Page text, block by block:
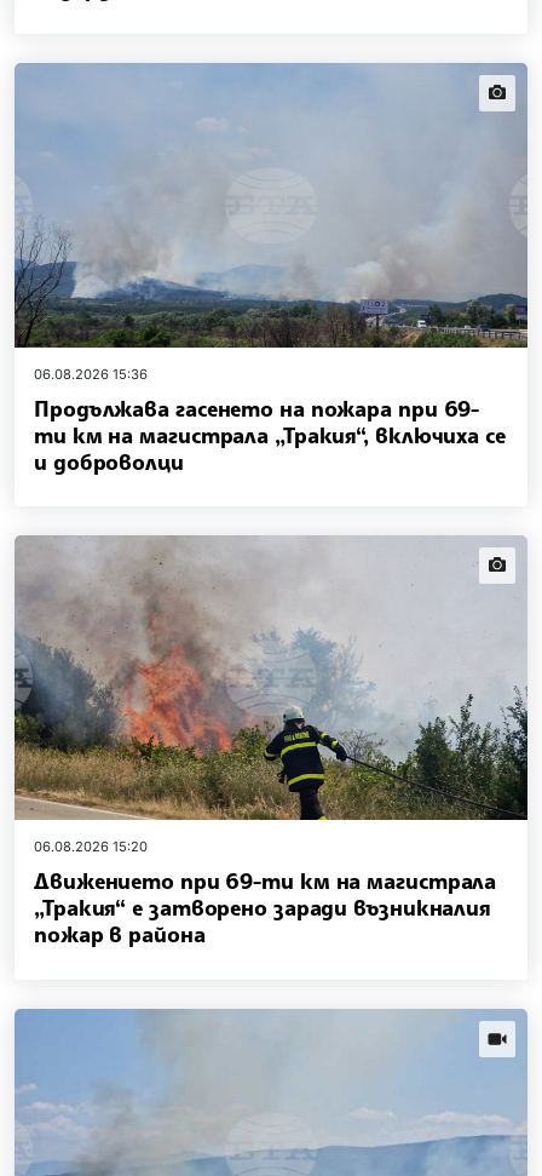
06.08.2026 15:36
Продължава гасенето на пожара при 69-
ти км на магистрала „Тракия“, включиха се
и доброволци
06.08.2026 15:20
Движението при 69-ти км на магистрала
„Тракия“ е затворено заради възникналия
пожар в района